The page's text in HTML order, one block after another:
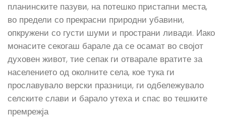
планинските пазуви, на потешко пристапни места,
во предели со прекрасни природни убавини,
опкружени со густи шуми и пространи ливади. Иако
монасите секогаш барале да се осамат во својот
духовен живот, тие сепак ги отварале вратите за
населението од околните села, кое тука ги
прославувало верски празници, ги одбележувало
селските слави и барало утеха и спас во тешките
премрежја